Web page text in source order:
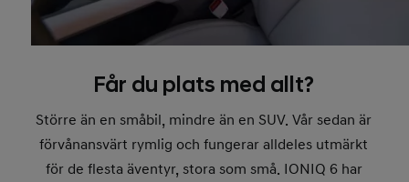
Får du plats med allt?
Större än en småbil, mindre än en SUV. Vår sedan är
förvånansvärt rymlig och fungerar alldeles utmärkt
för de flesta äventyr, stora som små. IONIQ 6 har